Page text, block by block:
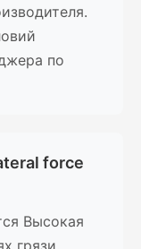
по
force
Высокая
грязи,